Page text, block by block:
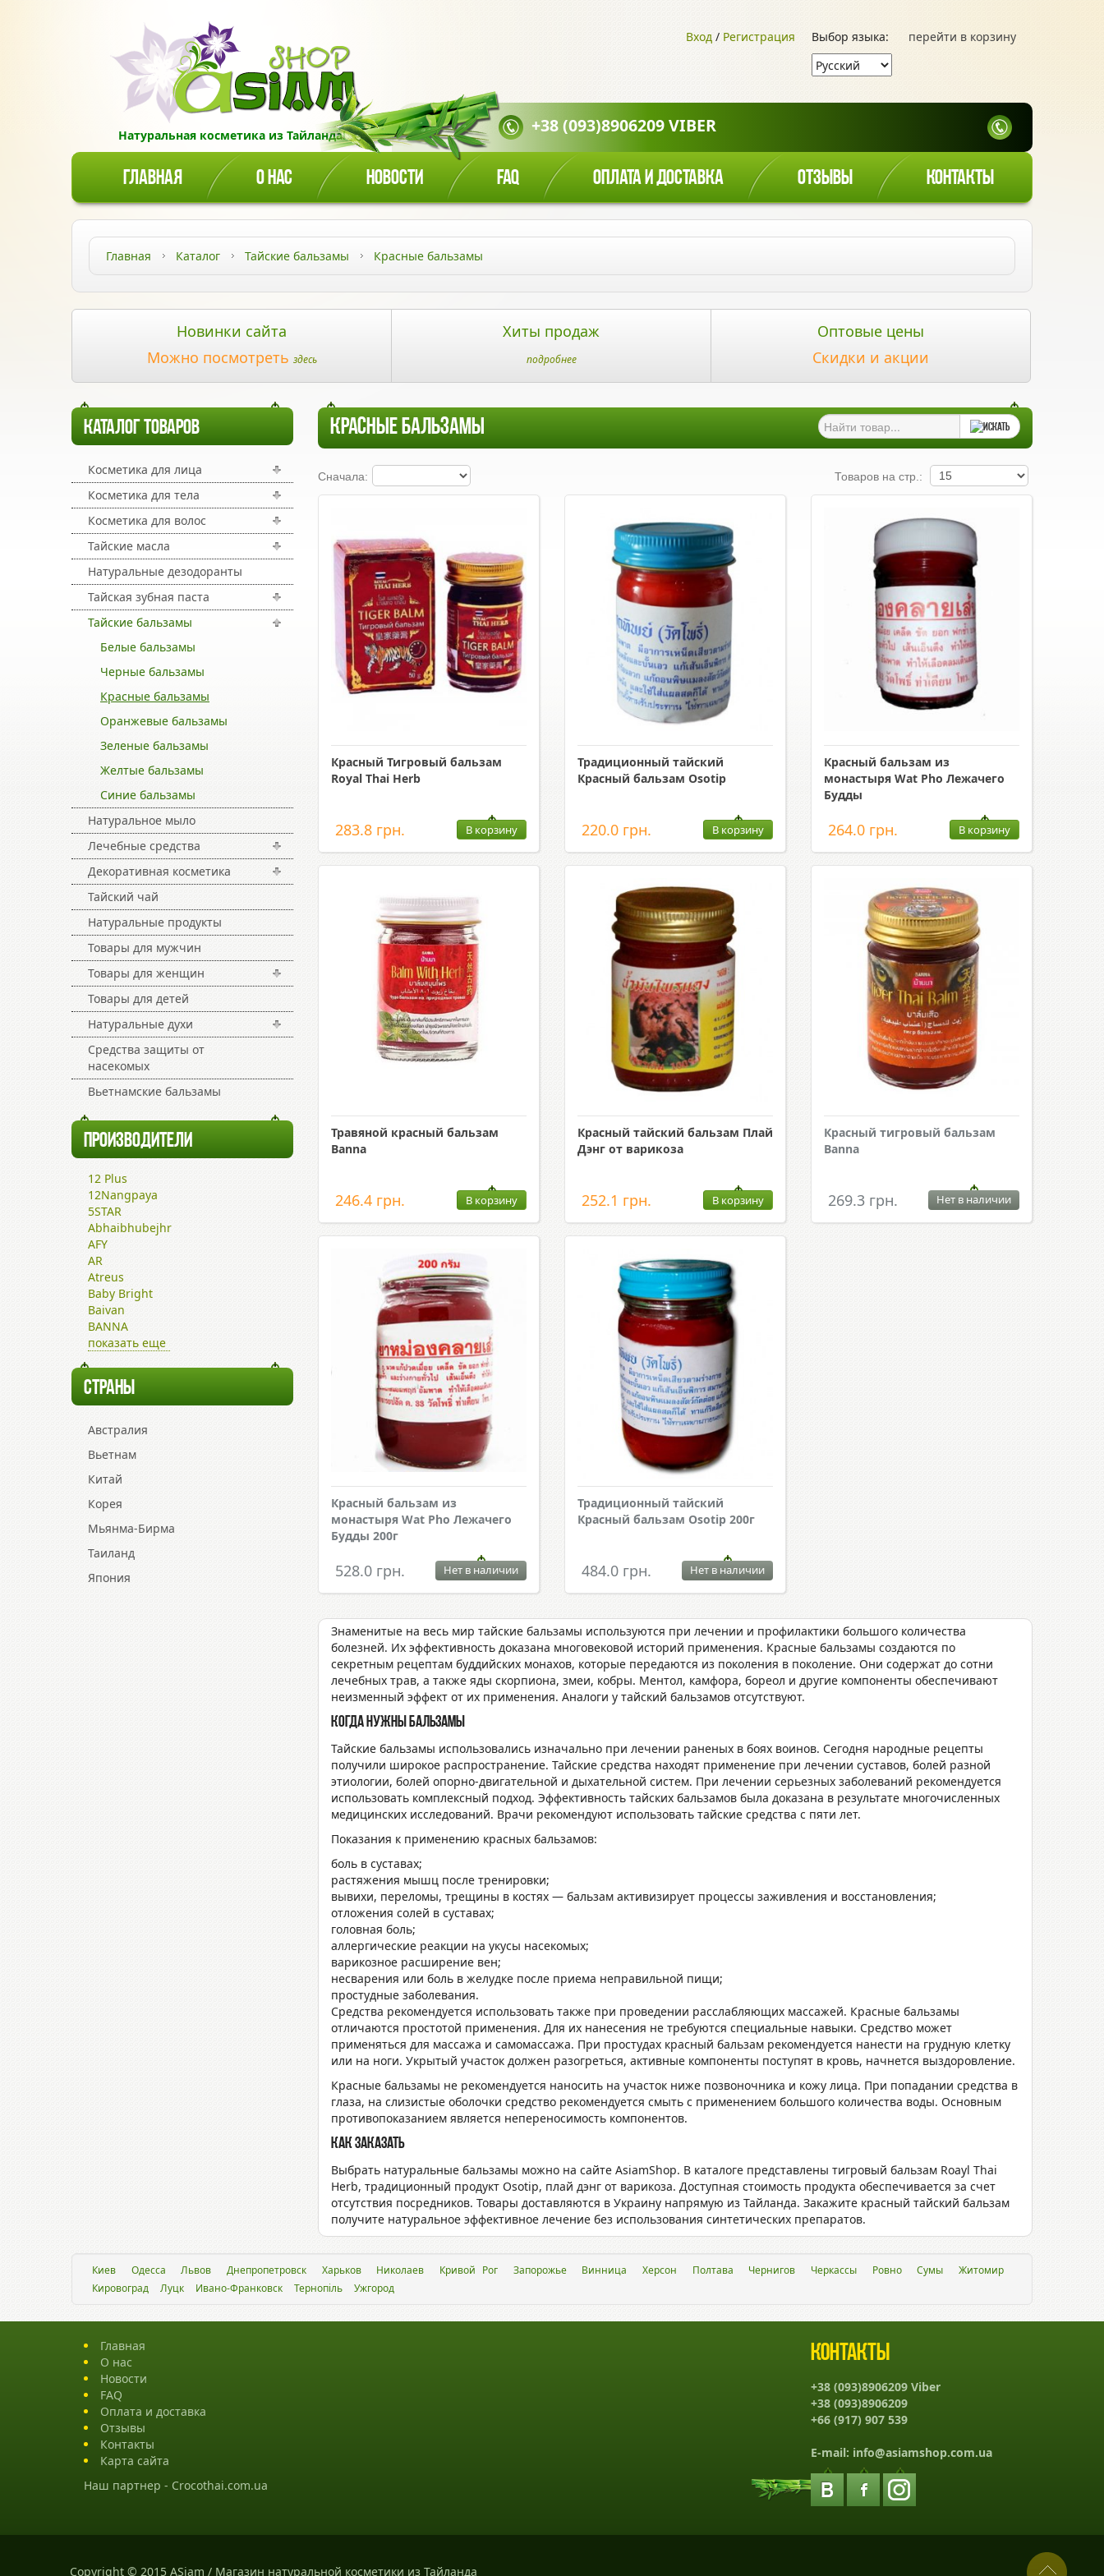
Натуральная косметика из Тайланда!
перейти в корзину
Выбор языка:
Вход / Регистрация
+38 (093)8906209 VIBER
ГЛАВНАЯ О НАС НОВОСТИ FAQ ОПЛАТА И ДОСТАВКА ОТЗЫВЫ КОНТАКТЫ
Главная Каталог Тайские бальзамы Красные бальзамы
Новинки сайта
Можно посмотреть здесь
Хиты продаж
подробнее
Оптовые цены
Скидки и акции
КАТАЛОГ ТОВАРОВ
Косметика для лица
Косметика для тела
Косметика для волос
Тайские масла
Натуральные дезодоранты
Тайская зубная паста
Тайские бальзамы
Белые бальзамы
Черные бальзамы
Красные бальзамы
Оранжевые бальзамы
Зеленые бальзамы
Желтые бальзамы
Синие бальзамы
Натуральное мыло
Лечебные средства
Декоративная косметика
Тайский чай
Натуральные продукты
Товары для мужчин
Товары для женщин
Товары для детей
Натуральные духи
Средства защиты от
насекомых
Вьетнамские бальзамы
ПРОИЗВОДИТЕЛИ
12 Plus
12Nangpaya
5STAR
Abhaibhubejhr
AFY
AR
Atreus
Baby Bright
Baivan
BANNA
показать еще
СТРАНЫ
Австралия
Вьетнам
Китай
Корея
Мьянма-Бирма
Таиланд
Япония
КРАСНЫЕ БАЛЬЗАМЫ
Сначала: Товаров на стр.:
Красный Тигровый бальзам
Royal Thai Herb
283.8 грн. В корзину
Традиционный тайский
Красный бальзам Osotip
220.0 грн. В корзину
Красный бальзам из
монастыря Wat Pho Лежачего
Будды
264.0 грн. В корзину
Травяной красный бальзам
Banna
246.4 грн. В корзину
Красный тайский бальзам Плай
Дэнг от варикоза
252.1 грн. В корзину
Красный тигровый бальзам
Banna
269.3 грн. Нет в наличии
Красный бальзам из
монастыря Wat Pho Лежачего
Будды 200г
528.0 грн. Нет в наличии
Традиционный тайский
Красный бальзам Osotip 200г
484.0 грн. Нет в наличии
Знаменитые на весь мир тайские бальзамы используются при лечении и профилактики большого количества
болезней. Их эффективность доказана многовековой историй применения. Красные бальзамы создаются по
секретным рецептам буддийских монахов, которые передаются из поколения в поколение. Они содержат до сотни
лечебных трав, а также яды скорпиона, змеи, кобры. Ментол, камфора, бореол и другие компоненты обеспечивают
неизменный эффект от их применения. Аналоги у тайский бальзамов отсутствуют.
Когда нужны бальзамы
Тайские бальзамы использовались изначально при лечении раненых в боях воинов. Сегодня народные рецепты
получили широкое распространение. Тайские средства находят применение при лечении суставов, болей разной
этиологии, болей опорно-двигательной и дыхательной систем. При лечении серьезных заболеваний рекомендуется
использовать комплексный подход. Эффективность тайских бальзамов была доказана в результате многочисленных
медицинских исследований. Врачи рекомендуют использовать тайские средства с пяти лет.
Показания к применению красных бальзамов:
боль в суставах;
растяжения мышц после тренировки;
вывихи, переломы, трещины в костях — бальзам активизирует процессы заживления и восстановления;
отложения солей в суставах;
головная боль;
аллергические реакции на укусы насекомых;
варикозное расширение вен;
несварения или боль в желудке после приема неправильной пищи;
простудные заболевания.
Средства рекомендуется использовать также при проведении расслабляющих массажей. Красные бальзамы
отличаются простотой применения. Для их нанесения не требуются специальные навыки. Средство может
применяться для массажа и самомассажа. При простудах красный бальзам рекомендуется нанести на грудную клетку
или на ноги. Укрытый участок должен разогреться, активные компоненты поступят в кровь, начнется выздоровление.
Красные бальзамы не рекомендуется наносить на участок ниже позвоночника и кожу лица. При попадании средства в
глаза, на слизистые оболочки средство рекомендуется смыть с применением большого количества воды. Основным
противопоказанием является непереносимость компонентов.
Как заказать
Выбрать натуральные бальзамы можно на сайте AsiamShop. В каталоге представлены тигровый бальзам Roayl Thai
Herb, традиционный продукт Osotip, плай дэнг от варикоза. Доступная стоимость продукта обеспечивается за счет
отсутствия посредников. Товары доставляются в Украину напрямую из Тайланда. Закажите красный тайский бальзам
получите натуральное эффективное лечение без использования синтетических препаратов.
Киев Одесса Львов Днепропетровск Харьков Николаев Кривой Рог Запорожье Винница Херсон Полтава Чернигов Черкассы Ровно Сумы
Житомир
Кировоград
Луцк Ивано-Франковск Тернопіль Ужгород
Главная
О нас
Новости
FAQ
Оплата и доставка
Отзывы
Контакты
Карта сайта
Наш партнер - Crocothai.com.ua
Контакты
+38 (093)8906209 Viber
+38 (093)8906209
+66 (917) 907 539
E-mail: info@asiamshop.com.ua
Copyright © 2015 ASiam / Магазин натуральной косметики из Тайланда